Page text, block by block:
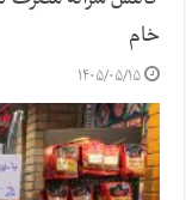
خام
۱۴۰۵/۰۵/۱۵